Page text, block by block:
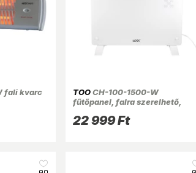
fali kvarc
TOOCH-100-1500-W
fűtőpanel, falra szerelhető,
22 999 Ft